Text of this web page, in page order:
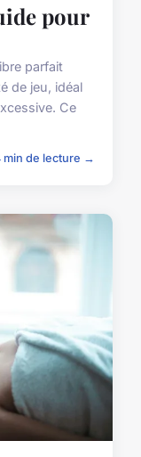
pour
parfait
de jeu, idéal
Ce
min de lecture →